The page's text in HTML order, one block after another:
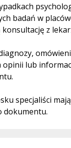
badań w
konsultację z
opinii lub
specjaliści
dokumentu.